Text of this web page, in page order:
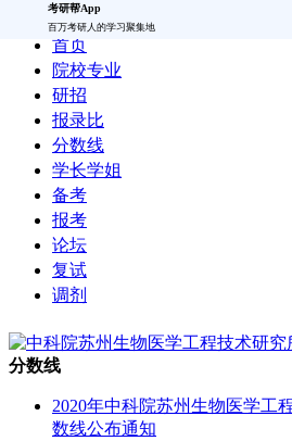
考研帮App
百万考研人的学习聚集地
首页
院校专业
研招
报录比
分数线
学长学姐
备考
报考
论坛
复试
调剂
分数线
2020年中科院苏州生物医学工
数线公布通知